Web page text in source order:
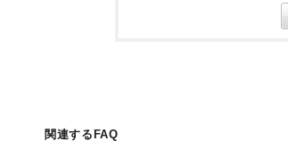
関連するFAQ